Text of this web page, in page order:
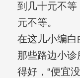
到几十元不
元不等。
在这儿小编
那些路边小诊
得好，“便宜